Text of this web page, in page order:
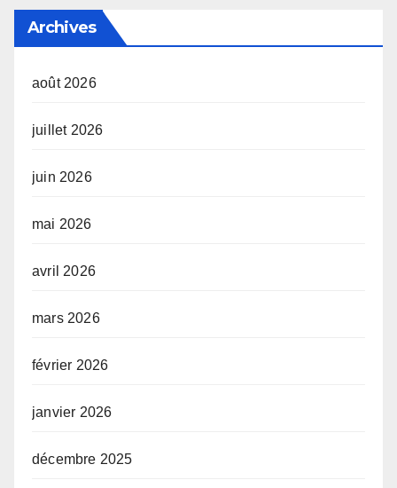
Archives
août 2026
juillet 2026
juin 2026
mai 2026
avril 2026
mars 2026
février 2026
janvier 2026
décembre 2025